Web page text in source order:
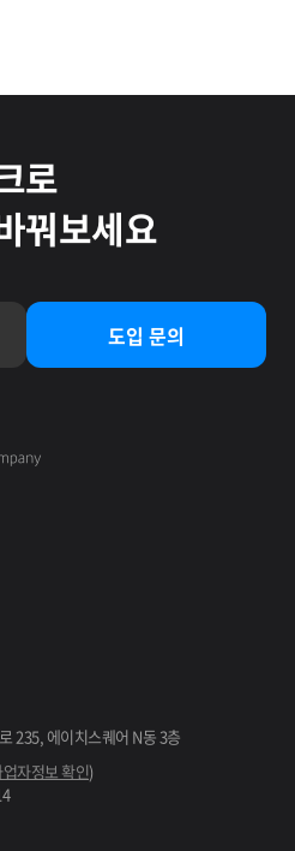
로
꿔보세요
도입 문의
235, 에이치스퀘어 N동 3층
자정보 확인)